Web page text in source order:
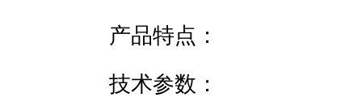
产品特点：
技术参数：